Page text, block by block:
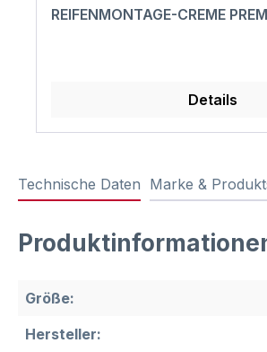
REIFENMONTAGE-CREME
Details
Technische Daten Marke &
Größe:
Hersteller: